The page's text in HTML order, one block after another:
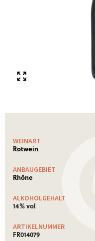
WEINART
Rotwein
ANBAUGEBIET
Rhône
ALKOHOLGEHALT
14% vol
ARTIKELNUMMER
FR014079